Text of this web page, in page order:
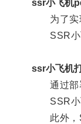
ssr小飞机
为了实现
SSR小飞
ssr小飞机
通过部署
SSR小飞
此外，